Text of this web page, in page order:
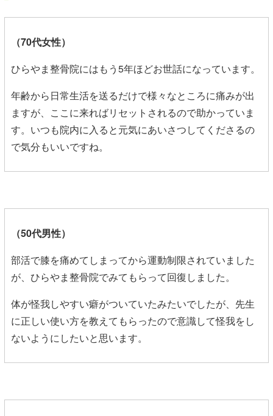
（70代女性）
ひらやま整骨院にはもう5年ほどお世話になっています。
年齢から日常生活を送るだけで様々なところに痛みが出
ますが、ここに来ればリセットされるので助かっていま
す。いつも院内に入ると元気にあいさつしてくださるの
で気分もいいですね。
（50代男性）
部活で膝を痛めてしまってから運動制限されていました
が、ひらやま整骨院でみてもらって回復しました。
体が怪我しやすい癖がついていたみたいでしたが、先生
に正しい使い方を教えてもらったので意識して怪我をし
ないようにしたいと思います。